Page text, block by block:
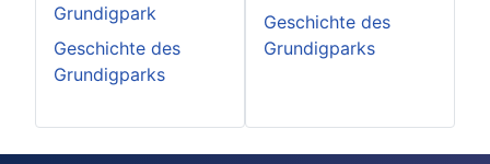
Grundigpark
Geschichte des
Grundigparks
Geschichte des
Grundigparks